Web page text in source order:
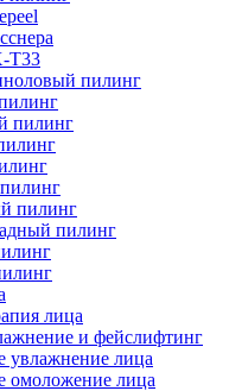
T33
пилинг
пилинг
пилинг
пилинг
лица
и фейслифтинг
увлажнение лица
омоложение лица